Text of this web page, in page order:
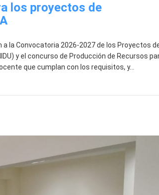
los proyectos de
la Convocatoria 2026-2027 de los Proyectos
y el concurso de Producción de Recursos
que cumplan con los requisitos, y…